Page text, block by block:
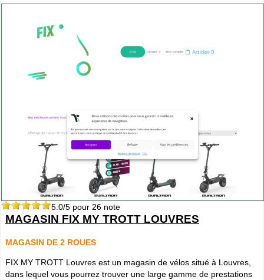
5.0/5 pour 26 note
MAGASIN FIX MY TROTT LOUVRES
MAGASIN DE 2 ROUES
FIX MY TROTT Louvres est un magasin de vélos situé à Louvres,
dans lequel vous pourrez trouver une large gamme de prestations